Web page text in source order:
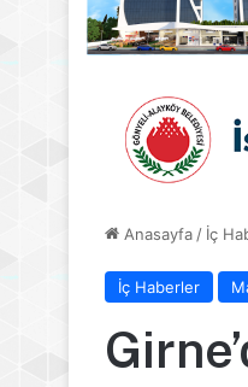
Anasayfa / İç
İç Haberler